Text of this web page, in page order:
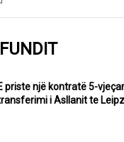
priste një kontratë 5-
i Asllanit te